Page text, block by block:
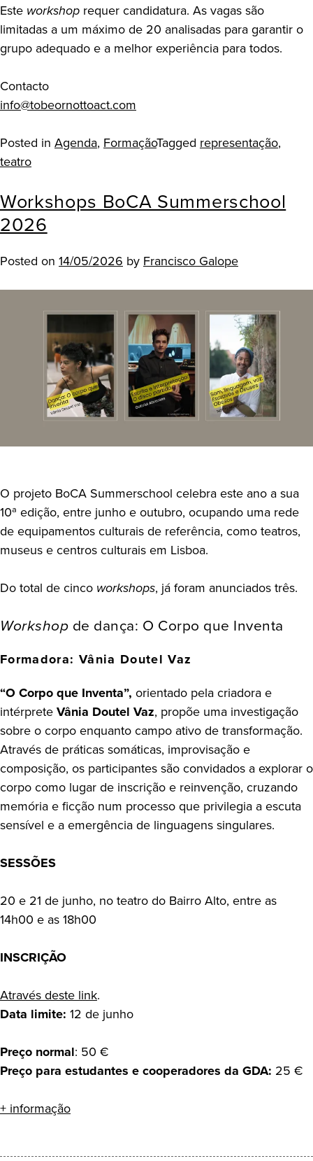
Este workshop requer candidatura. As vagas são
limitadas a um máximo de 20 analisadas para garantir o
grupo adequado e a melhor experiência para todos.
Contacto
info@tobeornottoact.com
Posted in Agenda, FormaçãoTagged representação,
teatro
Workshops BoCA Summerschool
2026
Posted on 14/05/2026 by Francisco Galope
O projeto BoCA Summerschool celebra este ano a sua
10ª edição, entre junho e outubro, ocupando uma rede
de equipamentos culturais de referência, como teatros,
museus e centros culturais em Lisboa.
Do total de cinco workshops, já foram anunciados três.
Workshop de dança: O Corpo que Inventa
Formadora: Vânia Doutel Vaz
“O Corpo que Inventa”, orientado pela criadora e
intérpreteVânia Doutel Vaz, propõe uma investigação
sobre o corpo enquanto campo ativo de transformação.
Através de práticas somáticas, improvisação e
composição, os participantes são convidados a explorar o
corpo como lugar de inscrição e reinvenção, cruzando
memória e ficção num processo que privilegia a escuta
sensível e a emergência de linguagens singulares.
SESSÕES
20 e 21 de junho, no teatro do Bairro Alto, entre as
14h00 e as 18h00
INSCRIÇÃO
Através deste link.
Data limite: 12 de junho
Preço normal: 50 €
Preço para estudantes e cooperadores da GDA: 25 €
+ informação